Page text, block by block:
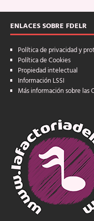
ENLACES SOBRE FDELR
Política de privacidad y
Política de Cookies
Propiedad intelectual
Información LSSI
Más información sobre las